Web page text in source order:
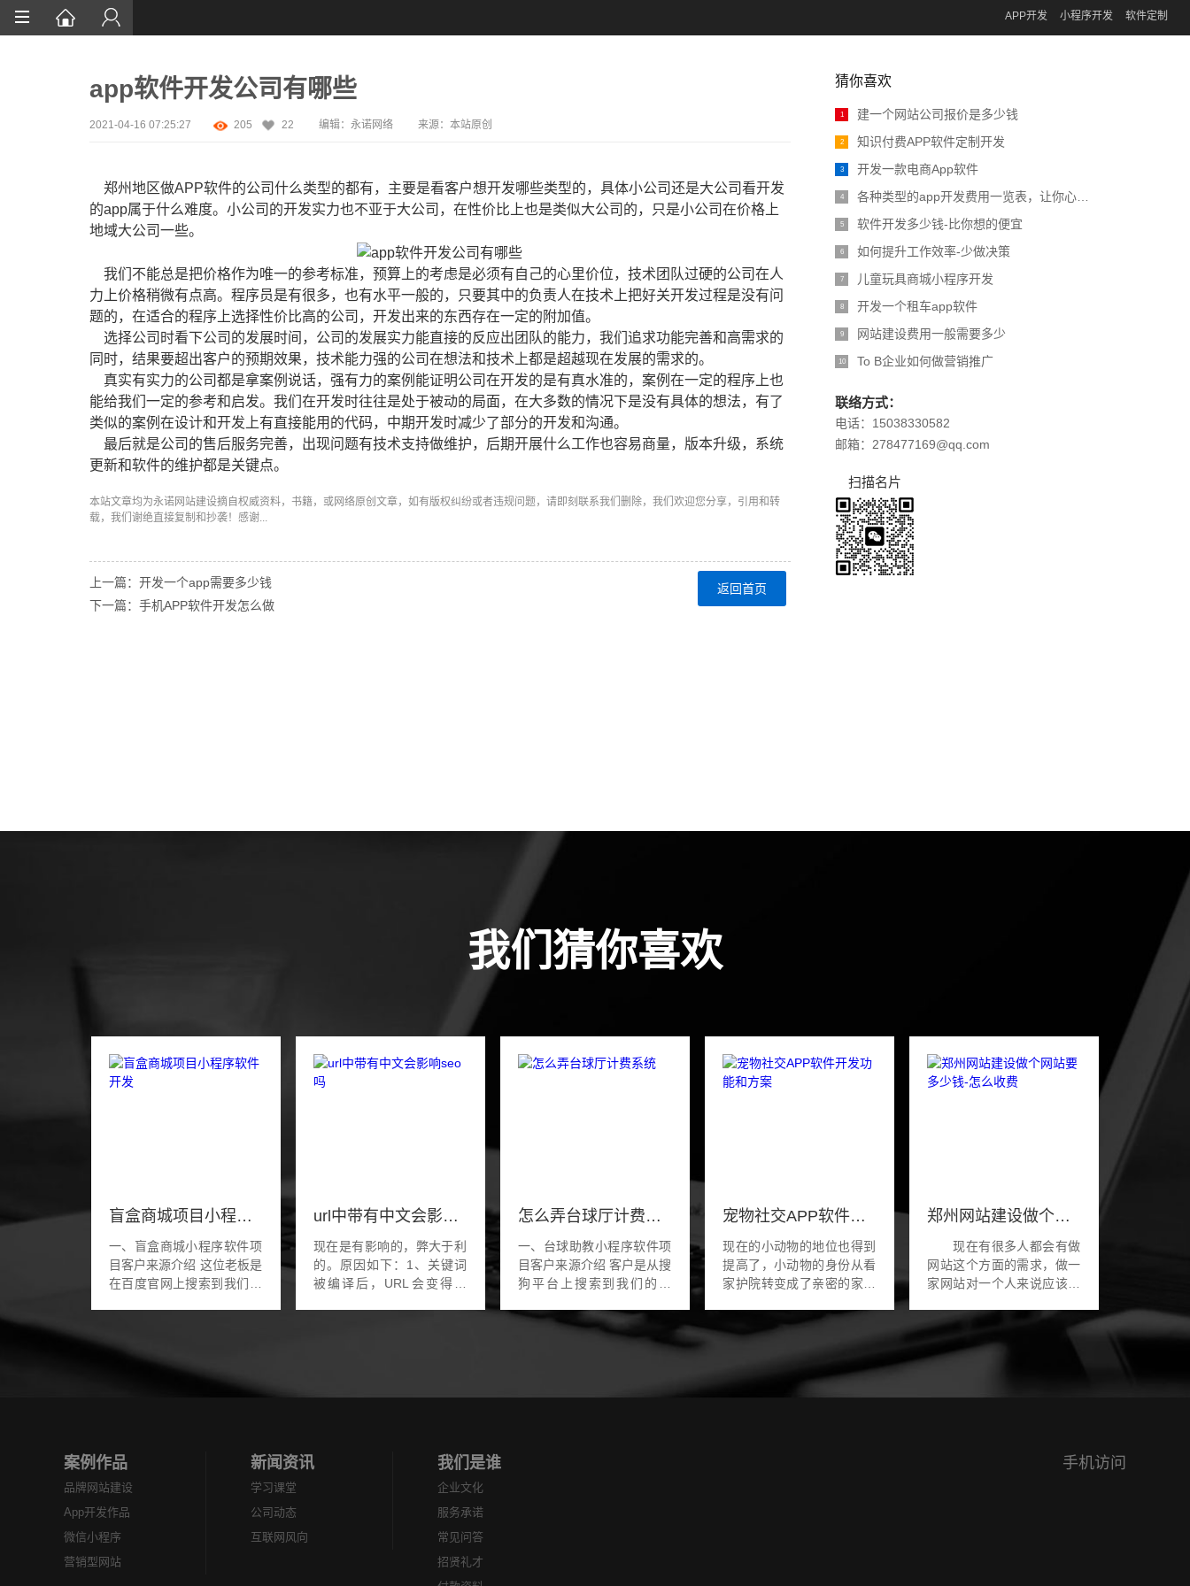
APP开发 小程序开发 软件定制
app软件开发公司有哪些
2021-04-16 07:25:27 205 22 编辑：永诺网络 来源： 本站原创
郑州地区做APP软件的公司什么类型的都有，主要是看客户想开发哪些类型的，具体小公司还是大公司看开发
的app属于什么难度。小公司的开发实力也不亚于大公司，在性价比上也是类似大公司的，只是小公司在价格上
地域大公司一些。
我们不能总是把价格作为唯一的参考标准，预算上的考虑是必须有自己的心里价位，技术团队过硬的公司在人
力上价格稍微有点高。程序员是有很多，也有水平一般的，只要其中的负责人在技术上把好关开发过程是没有问
题的，在适合的程序上选择性价比高的公司，开发出来的东西存在一定的附加值。
选择公司时看下公司的发展时间，公司的发展实力能直接的反应出团队的能力，我们追求功能完善和高需求的
同时，结果要超出客户的预期效果，技术能力强的公司在想法和技术上都是超越现在发展的需求的。
真实有实力的公司都是拿案例说话，强有力的案例能证明公司在开发的是有真水准的，案例在一定的程序上也
能给我们一定的参考和启发。我们在开发时往往是处于被动的局面，在大多数的情况下是没有具体的想法，有了
类似的案例在设计和开发上有直接能用的代码，中期开发时减少了部分的开发和沟通。
最后就是公司的售后服务完善，出现问题有技术支持做维护，后期开展什么工作也容易商量，版本升级，系统
更新和软件的维护都是关键点。
本站文章均为永诺网站建设摘自权威资料，书籍，或网络原创文章，如有版权纠纷或者违规问题，请即刻联系我们删除，我们欢迎您分享，引用和转
载，我们谢绝直接复制和抄袭！感谢...
返回首页
上一篇：开发一个app需要多少钱
下一篇：手机APP软件开发怎么做
猜你喜欢
1 建一个网站公司报价是多少钱
2 知识付费APP软件定制开发
3 开发一款电商App软件
4 各种类型的app开发费用一览表，让你心中有数
5 软件开发多少钱-比你想的便宜
6 如何提升工作效率-少做决策
7 儿童玩具商城小程序开发
8 开发一个租车app软件
9 网站建设费用一般需要多少
10 To B企业如何做营销推广
联络方式：
电话：15038330582
邮箱：278477169@qq.com
扫描名片
我们猜你喜欢
盲盒商城项目小程序软件开发
一、盲盒商城小程序软件项
目客户来源介绍 这位老板是
在百度官网上搜索到我们的
软件，功能什么的...
url中带有中文会影响seo吗
现在是有影响的，弊大于利
的。原因如下：1、关键词
被编译后，URL会变得很
的结...
怎么弄台球厅计费系统
一、台球助教小程序软件项
目客户来源介绍 客户是从搜
狗平台上搜索到我们的官
的小程序软件，就是能直接
买成品的话就直接买成品。
宠物社交APP软件开发功能和方案
现在的小动物的地位也得到
提高了，小动物的身份从看
家护院转变成了亲密的家庭
们了，宠物的消费观点发生
转变，消费观点也有变化，
郑州网站建设做个网站要多少钱-怎么收费
现在有很多人都会有做
网站这个方面的需求，做一
家网站对一个人来说应该也
做网站，那么也就应该要让
自己去了解清楚收费的情
况，这是一个极为重要的问
案例作品
品牌网站建设
App开发作品
微信小程序
营销型网站
新闻资讯
学习课堂
公司动态
互联网风向
我们是谁
企业文化
服务承诺
常见问答
招贤礼才
手机访问